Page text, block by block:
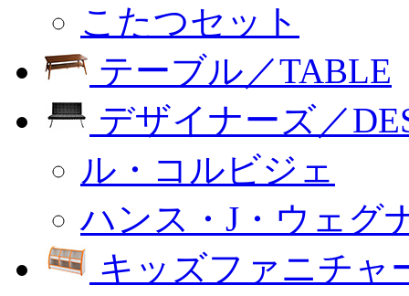
こたつセット
テーブル／TABLE
デザイナーズ／
ル・コルビジェ
ハンス・J・ウェグ
キッズファニチャ